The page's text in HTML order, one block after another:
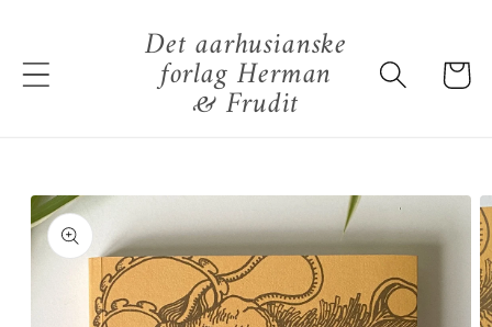
Det aarhusianske
forlag Herman
& Frudit